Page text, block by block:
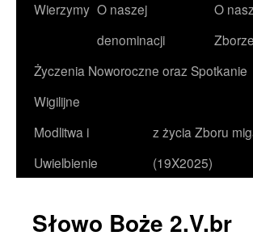
Przejdź
treści
Wierzymy O naszej
denominacji
O
Zborze
Życzenia Noworoczne oraz Spotkanie
Wigilijne
Modlitwa i
Uwielbienie
z życia Zboru
(19X2025)
Słowo Boże 2.V.br